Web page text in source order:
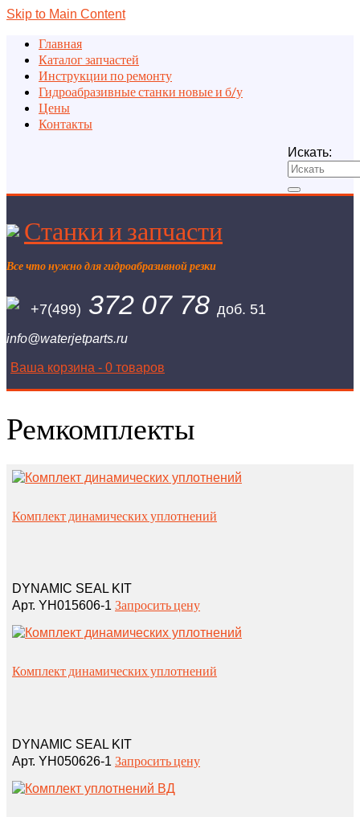
Skip to Main Content
Главная
Каталог запчастей
Инструкции по ремонту
Гидроабразивные станки новые и б/у
Цены
Контакты
Искать:
Станки и запчасти
Все что нужно для гидроабразивной резки
+7(499) 372 07 78 доб. 51
info@waterjetparts.ru
Ваша корзина - 0 товаров
Ремкомплекты
Комплект динамических уплотнений
DYNAMIC SEAL KIT
Арт. YH015606-1 Запросить цену
Комплект динамических уплотнений
DYNAMIC SEAL KIT
Арт. YH050626-1 Запросить цену